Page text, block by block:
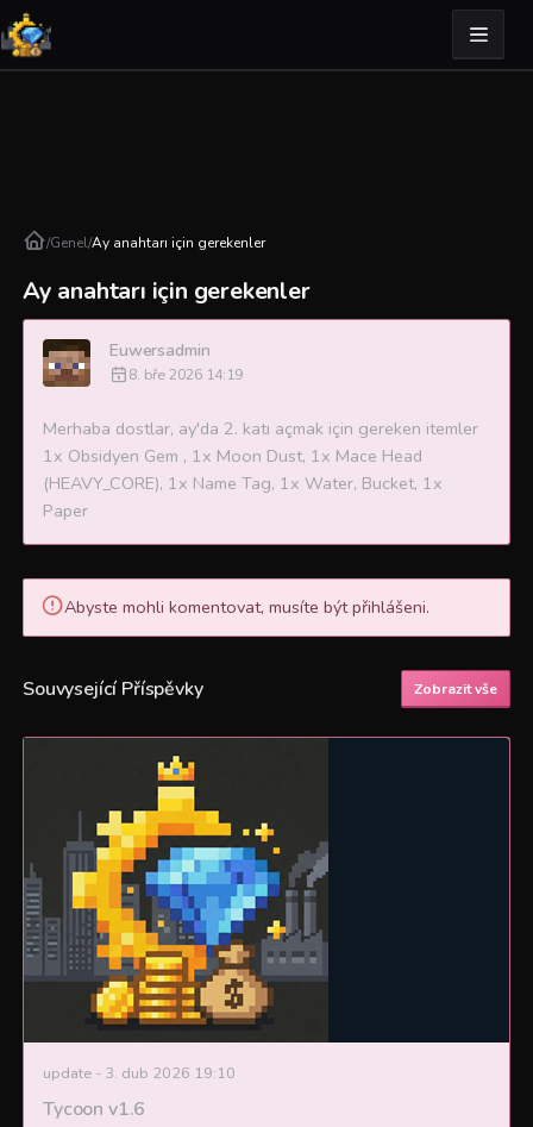
/Genel/Ay anahtarı için gerekenler
Ay anahtarı için gerekenler
Euwersadmin
8. bře 2026 14:19
Merhaba dostlar, ay'da 2. katı açmak için gereken itemler
1x Obsidyen Gem , 1x Moon Dust, 1x Mace Head
(HEAVY_CORE), 1x Name Tag, 1x Water, Bucket, 1x
Paper
Abyste mohli komentovat, musíte být přihlášeni.
Souvysející Příspěvky Zobrazit vše
update - 3. dub 2026 19:10
Tycoon v1.6